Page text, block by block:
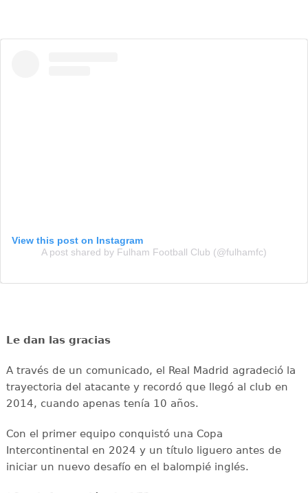
View this post on Instagram
A post shared by Fulham Football Club (@fulhamfc)
Le dan las gracias
A través de un comunicado, el Real Madrid agradeció la
trayectoria del atacante y recordó que llegó al club en
2014, cuando apenas tenía 10 años.
Con el primer equipo conquistó una Copa
Intercontinental en 2024 y un título liguero antes de
iniciar un nuevo desafío en el balompié inglés.